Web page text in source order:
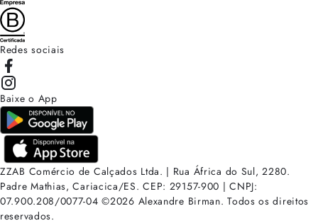
Redes sociais
Baixe o App
ZZAB Comércio de Calçados Ltda. | Rua África do Sul, 2280.
Padre Mathias, Cariacica/ES. CEP: 29157-900 | CNPJ:
07.900.208/0077-04 ©2026 Alexandre Birman. Todos os direitos
reservados.